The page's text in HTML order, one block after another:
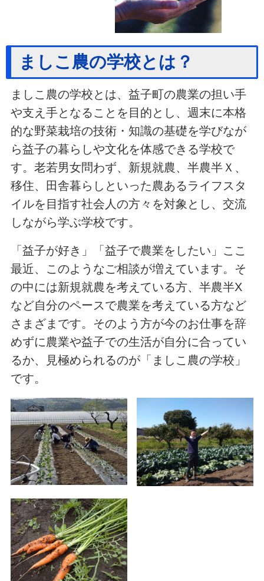
ましこ農の学校とは？
ましこ農の学校とは、益子町の農業の担い手
や支え手となることを目的とし、週末に本格
的な野菜栽培の技術・知識の基礎を学びなが
ら益子の暮らしや文化を体感できる学校で
す。老若男女問わず、新規就農、半農半Ｘ、
移住、田舎暮らしといった農あるライフスタ
イルを目指す社会人の方々を対象とし、交流
しながら学ぶ学校です。
「益子が好き」「益子で農業をしたい」ここ
最近、このようなご相談が増えています。そ
の中には新規就農を考えている方、半農半X
など自分のペースで農業を考えている方など
さまざまです。そのよう方が今のお仕事を辞
めずに農業や益子での生活が自分に合ってい
るか、見極められるのが「ましこ農の学校」
です。